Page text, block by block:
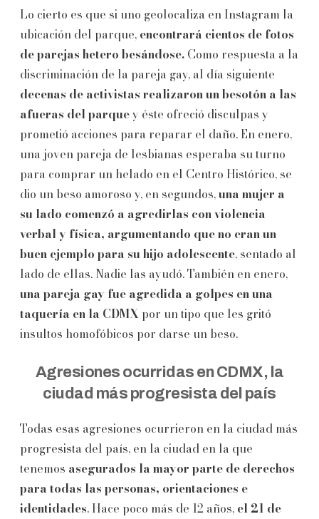
Lo cierto es que si uno geolocaliza en Instagram la
ubicación del parque, encontrará cientos de fotos
de parejas hetero besándose. Como respuesta a la
discriminación de la pareja gay, al día siguiente
decenas de activistas realizaron un besotón a las
afueras del parquey éste ofreció disculpas y
prometió acciones para reparar el daño. En enero,
una joven pareja de lesbianas esperaba su turno
para comprar un helado en el Centro Histórico, se
dio un beso amoroso y, en segundos,una mujer a
su lado comenzó a agredirlas con violencia
verbal y física, argumentando que no eran un
buen ejemplo para su hijo adolescente, sentado al
lado de ellas. Nadie las ayudó. También en enero,
una pareja gay fue agredida a golpes en una
taquería en la CDMX por un tipo que les gritó
insultos homofóbicos por darse un beso.
Agresiones ocurridas en CDMX, la
ciudad más progresista del país
Todas esas agresiones ocurrieron en la ciudad más
progresista del país, en la ciudad en la que
tenemos asegurados la mayor parte de derechos
para todas las personas, orientaciones e
identidades. Hace poco más de 12 años, el 21 de